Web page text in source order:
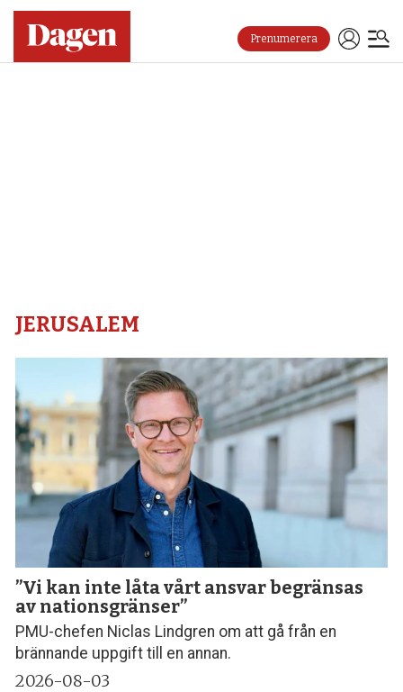
Prenumerera
JERUSALEM
”Vi kan inte låta vårt ansvar begränsas
av nationsgränser”
PMU-chefen Niclas Lindgren om att gå från en
brännande uppgift till en annan.
2026-08-03